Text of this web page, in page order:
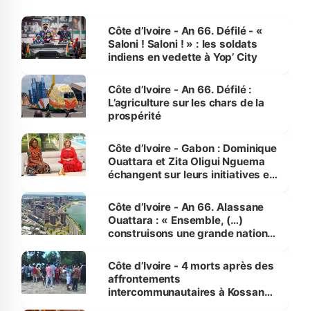
Côte d’Ivoire - An 66. Défilé - «
Saloni ! Saloni ! » : les soldats
indiens en vedette à Yop’ City
Côte d’Ivoire - An 66. Défilé :
L’agriculture sur les chars de la
prospérité
Côte d’Ivoire - Gabon : Dominique
Ouattara et Zita Oligui Nguema
échangent sur leurs initiatives en
enfants
Côte d’Ivoire - An 66. Alassane
Ouattara : « Ensemble, (…)
construisons une grande nation
générations futures »
Côte d’Ivoire - 4 morts après des
affrontements
intercommunautaires à Kossandji